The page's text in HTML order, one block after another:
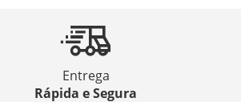
Entrega
Rápida e Segura